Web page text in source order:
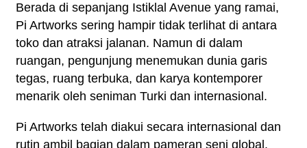
Berada di sepanjang Istiklal Avenue yang ramai,
Pi Artworks sering hampir tidak terlihat di antara
toko dan atraksi jalanan. Namun di dalam
ruangan, pengunjung menemukan dunia garis
tegas, ruang terbuka, dan karya kontemporer
menarik oleh seniman Turki dan internasional.
Pi Artworks telah diakui secara internasional dan
rutin ambil bagian dalam pameran seni global.